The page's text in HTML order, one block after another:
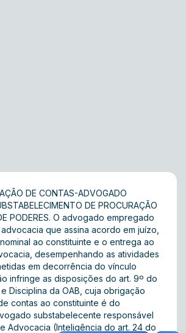
DE CONTAS-ADVOGADO
DE PROCURAÇÃO
PODERES. O advogado empregado
que assina acordo em juízo,
ao constituinte e o entrega ao
desempenhando as atividades
em decorrência do vínculo
infringe as disposições do art. 9º do
Disciplina da OAB, cuja obrigação
contas ao constituinte é do
substabelecente responsável
Advocacia (Inteligência do art. 24 do